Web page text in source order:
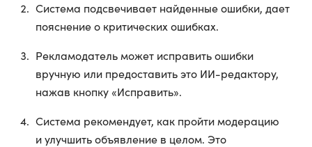
Система подсвечивает найденные ошибки, дает
пояснение о критических ошибках.
Рекламодатель может исправить ошибки
вручную или предоставить это ИИ-редактору,
нажав кнопку «Исправить».
Система рекомендует, как пройти модерацию
и улучшить объявление в целом. Это